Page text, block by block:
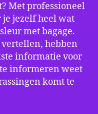
Met professioneel
jezelf heel wat
met bagage.
hebben
informatie voor
informeren weet
komt te